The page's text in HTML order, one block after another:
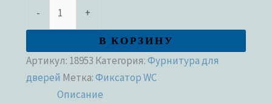
- +
В КОРЗИНУ
Артикул: 18953 Категория:Фурнитура для
дверей Метка:Фиксатор WC
Описание